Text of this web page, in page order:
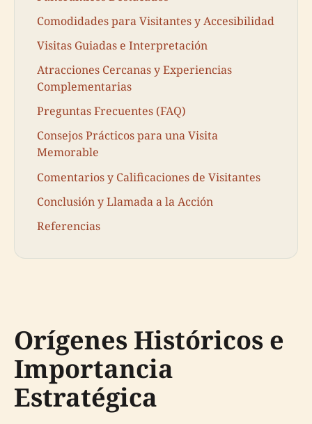
Comodidades para Visitantes y Accesibilidad
Visitas Guiadas e Interpretación
Atracciones Cercanas y Experiencias
Complementarias
Preguntas Frecuentes (FAQ)
Consejos Prácticos para una Visita
Memorable
Comentarios y Calificaciones de Visitantes
Conclusión y Llamada a la Acción
Referencias
Orígenes Históricos e
Importancia
Estratégica